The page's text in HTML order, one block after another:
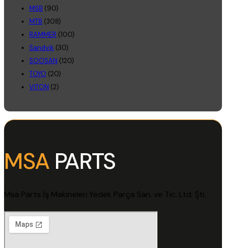
MSB (90)
MTB (308)
RAMMER (100)
Sandvik (30)
SOOSAN (120)
TOYO (20)
VITON (2)
MSA PARTS
Msa Parts İş Makineleri Yedek Parça San. ve Tic. Ltd. Şti.